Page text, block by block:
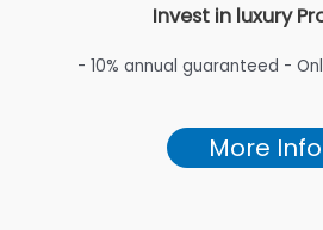
Invest in luxury
- 10% annual guaranteed -
More